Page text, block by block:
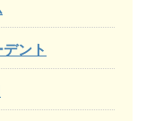
ント